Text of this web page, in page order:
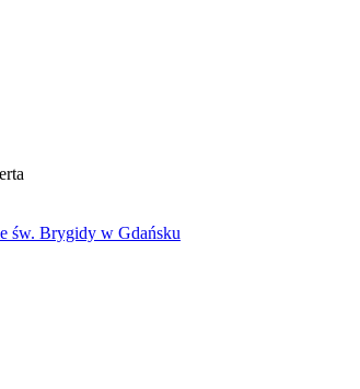
św. Brygidy w Gdańsku